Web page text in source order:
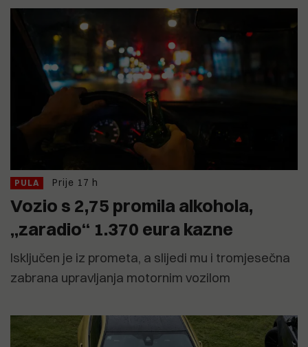
PULA Prije 17 h
Vozio s 2,75 promila alkohola,
„zaradio“ 1.370 eura kazne
Isključen je iz prometa, a slijedi mu i tromjesečna
zabrana upravljanja motornim vozilom